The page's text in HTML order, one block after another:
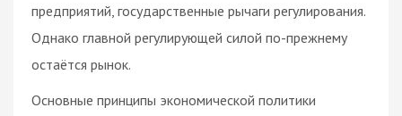
предприятий, государственные рычаги регулирования.
Однако главной регулирующей силой по-прежнему
остаётся рынок.
Основные принципы экономической политики